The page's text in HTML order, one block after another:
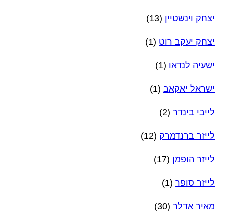
יצחק וינשטיין (13)
יצחק יעקב רוט (1)
ישעיה לנדאו (1)
ישראל יאקאב (1)
לייבי בינדר (2)
לייזר ברנדמרק (12)
לייזר הופמן (17)
לייזר סופר (1)
מאיר אדלר (30)